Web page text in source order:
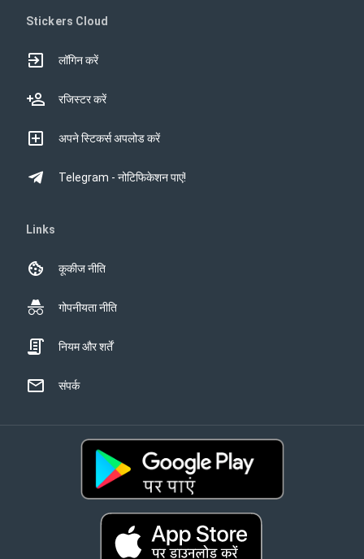
Stickers Cloud
लॉगिन करें
रजिस्टर करें
अपने स्टिकर्स अपलोड करें
Telegram - नोटिफिकेशन पाएं!
Links
कूकीज नीति
गोपनीयता नीति
नियम और शर्तें
संपर्क